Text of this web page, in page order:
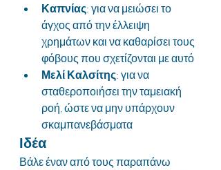
Καπνίας: για να μειώσει το
άγχος από την έλλειψη
χρημάτων και να καθαρίσει τους
φόβους που σχετίζονται με αυτό
Μελί Καλσίτης: για να
σταθεροποιήσει την ταμειακή
ροή, ώστε να μην υπάρχουν
σκαμπανεβάσματα
Ιδέα
Βάλε έναν από τους παραπάνω